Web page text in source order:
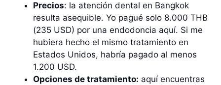
Precios: la atención dental en Bangkok
resulta asequible. Yo pagué solo 8.000 THB
(235 USD) por una endodoncia aquí. Si me
hubiera hecho el mismo tratamiento en
Estados Unidos, habría pagado al menos
1.200 USD.
Opciones de tratamiento: aquí encuentras